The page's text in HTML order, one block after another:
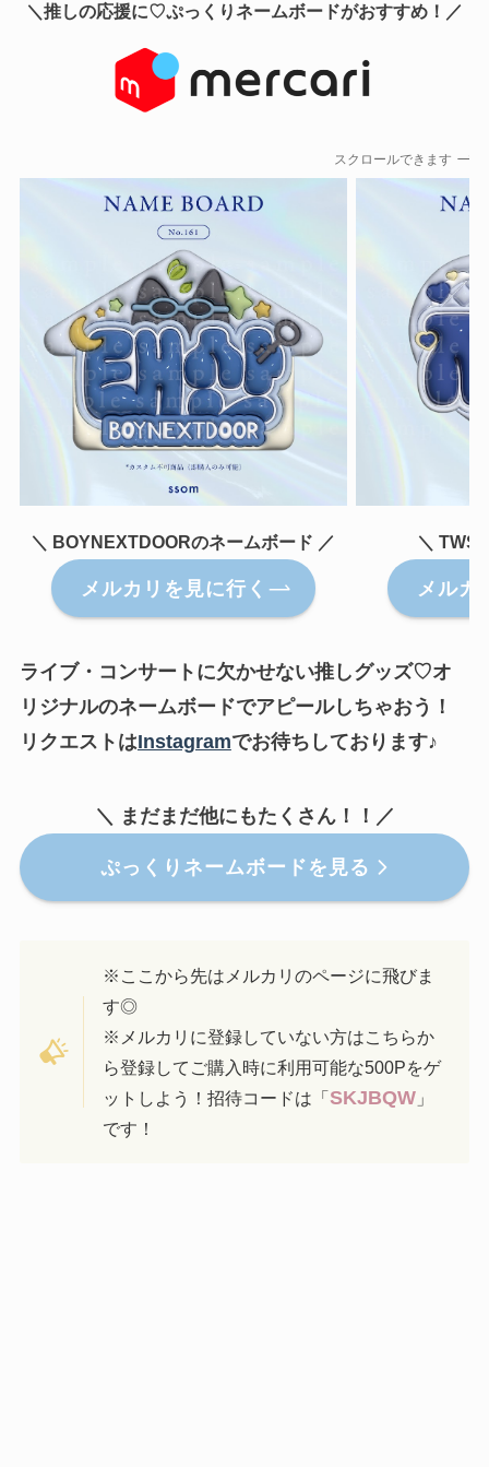
＼推しの応援に♡ぷっくりネームボードがおすすめ！／
スクロールできます
＼ BOYNEXTDOORのネームボード ／
メルカリを見に行く
＼ TWS
メルカ
ライブ・コンサートに欠かせない推しグッズ♡オ
リジナルのネームボードでアピールしちゃおう！
リクエストはInstagramでお待ちしております♪
＼ まだまだ他にもたくさん！！／
ぷっくりネームボードを見る
※ここから先はメルカリのページに飛びま
す◎
※メルカリに登録していない方はこちらか
ら登録してご購入時に利用可能な500Pをゲ
ットしよう！招待コードは「SKJBQW 」
です！